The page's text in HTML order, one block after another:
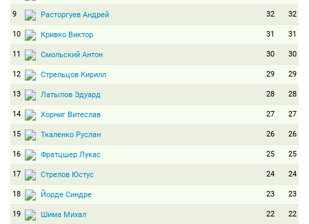
9 Расторгуев Андрей 32 32
10 Кривко Виктор 31 31
11 Смольский Антон 30 30
12 Стрельцов Кирилл 29 29
13 Латыпов Эдуард 28 28
14 Хорниг Витеслав 27 27
15 Ткаленко Руслан 26 26
16 Фратцшер Лукас 25 25
17 Стрелов Юстус 24 24
18 Йорде Синдре 23 23
19 Шима Михал 22 22